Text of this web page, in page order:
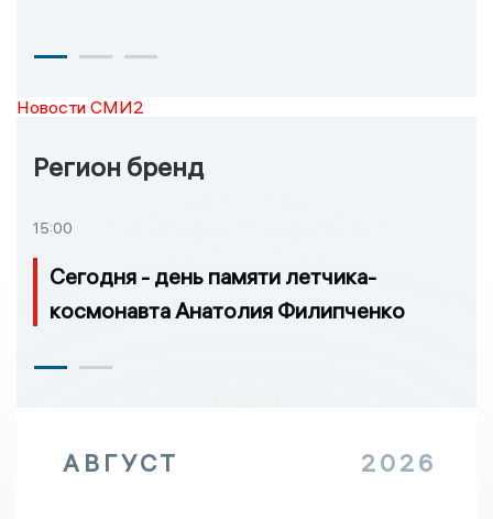
Новости СМИ2
Регион бренд
15:00
Сегодня - день памяти летчика-
космонавта Анатолия Филипченко
АВГУСТ 2026